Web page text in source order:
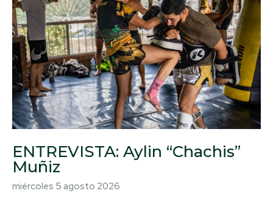
ENTREVISTA: Aylin “Chachis”
Muñiz
miércoles 5 agosto 2026